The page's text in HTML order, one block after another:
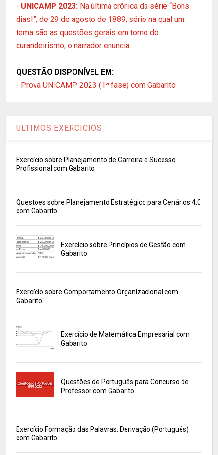
- UNICAMP 2023: Na última crônica da série “Bons
dias!”, de 29 de agosto de 1889, série na qual um
tema são as questões gerais em torno do
curandeirismo, o narrador enuncia
QUESTÃO DISPONÍVEL EM:
- Prova UNICAMP 2023 (1ª fase) com Gabarito
ÚLTIMOS EXERCÍCIOS
Exercício sobre Planejamento de Carreira e Sucesso
Profissional com Gabarito
Questões sobre Planejamento Estratégico para Cenários 4.0
com Gabarito
Exercício sobre Princípios de Gestão com
Gabarito
Exercício sobre Comportamento Organizacional com
Gabarito
Exercício de Matemática Empresarial com
Gabarito
Questões de Português para Concurso de
Professor com Gabarito
Exercício Formação das Palavras: Derivação (Português)
com Gabarito